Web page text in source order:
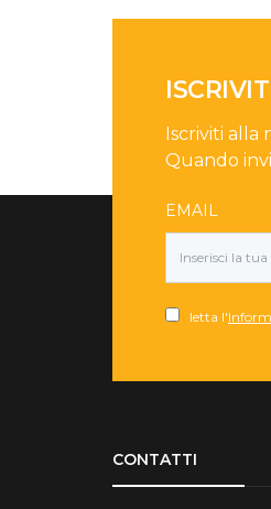
Iscriviti alla
Quando
EMAIL
letta l'
CONTATTI